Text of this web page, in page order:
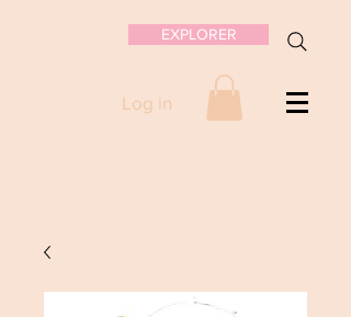
EXPLORER
Log in